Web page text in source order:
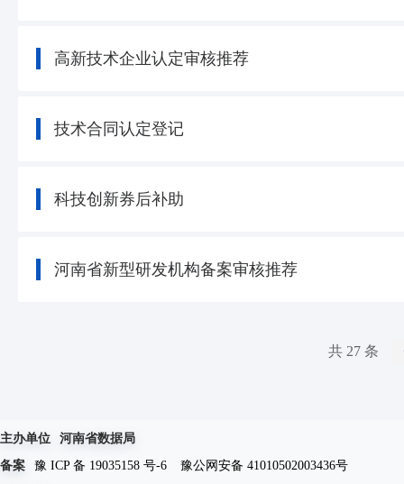
高新技术企业认定审核推荐
技术合同认定登记
科技创新券后补助
河南省新型研发机构备案审核推荐
共 27 条
主办单位
河南省数据局
备案
豫 ICP 备 19035158 号-6
豫公网安备 41010502003436号